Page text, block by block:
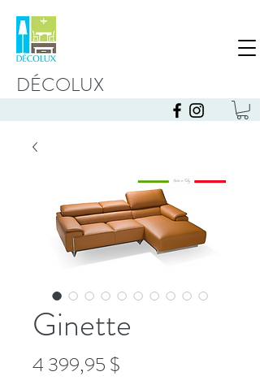
DÉCOLUX
Ginette
4 399,95 $